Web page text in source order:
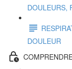
DOULEURS,
DOULEUR